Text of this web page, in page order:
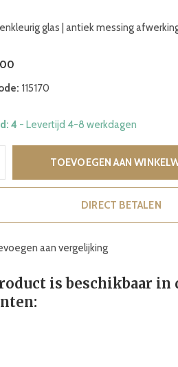
glas | antiek messing
115170
4 - Levertijd 4-8 werkdagen
TOEVOEGEN AAN
DIRECT BETALEN
aan vergelijking
is beschikbaar in